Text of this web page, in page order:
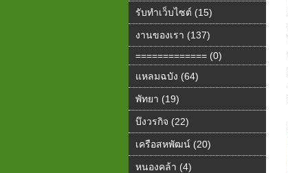
รับทำเว็บไซต์ (15)
งานของเรา (137)
============= (0)
แหลมฉบัง (64)
พัทยา (19)
บึงวรกิจ (22)
เครือสหพัฒน์ (20)
หนองคล้า (4)